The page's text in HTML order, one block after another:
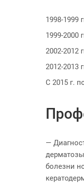
1998-1999
1999-2000
2002-2012
2012-2013
С 2015 г.
—
болезни